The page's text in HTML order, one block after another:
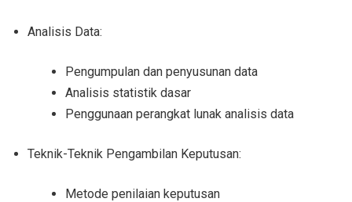
Analisis Data:
Pengumpulan dan penyusunan data
Analisis statistik dasar
Penggunaan perangkat lunak analisis data
Teknik-Teknik Pengambilan Keputusan:
Metode penilaian keputusan